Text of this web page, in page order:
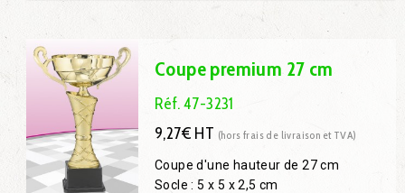
Coupe premium 27 cm
Réf. 47-3231
9,27€ HT (hors frais de livraison et TVA)
Coupe d'une hauteur de 27 cm
Socle : 5 x 5 x 2,5 cm